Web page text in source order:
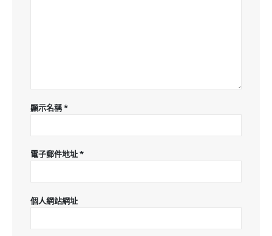
顯示名稱*
電子郵件地址*
個人網站網址